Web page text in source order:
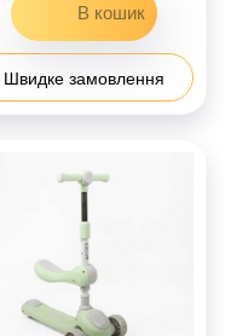
Швидке замовлення